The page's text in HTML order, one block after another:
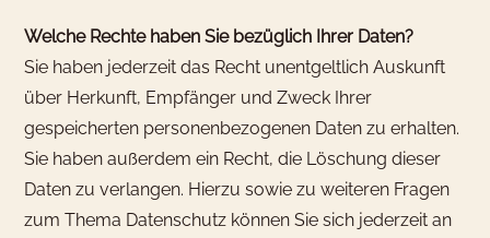
Welche Rechte haben Sie bezüglich Ihrer Daten?
Sie haben jederzeit das Recht unentgeltlich Auskunft
über Herkunft, Empfänger und Zweck Ihrer
gespeicherten personenbezogenen Daten zu erhalten.
Sie haben außerdem ein Recht, die Löschung dieser
Daten zu verlangen. Hierzu sowie zu weiteren Fragen
zum Thema Datenschutz können Sie sich jederzeit an